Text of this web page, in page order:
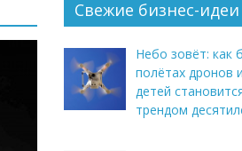
Свежие бизнес-идеи
Небо зовёт: как
полётах дронов
детей
трендом